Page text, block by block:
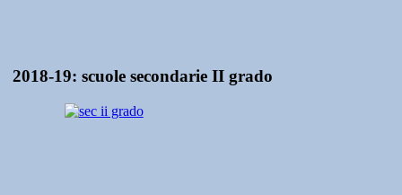
2018-19: scuole secondarie II grado